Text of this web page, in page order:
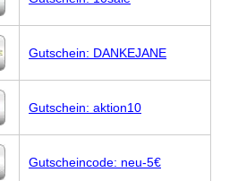
Gutschein: DANKEJANE
Gutschein: aktion10
Gutscheincode: neu-5€